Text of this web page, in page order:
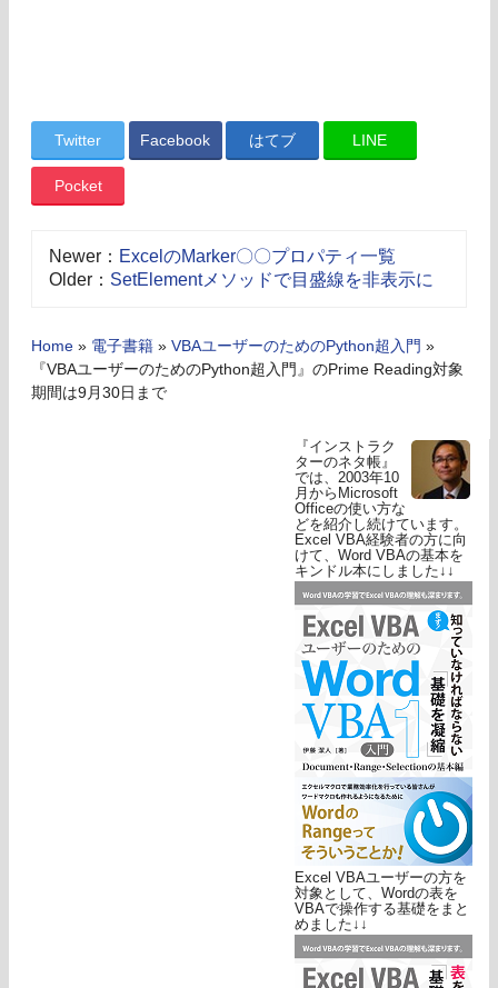
Twitter Facebook はてブ LINE
Pocket
Newer： ExcelのMarker〇〇プロパティ一覧
Older： SetElementメソッドで目盛線を非表示に
Home » 電子書籍 » VBAユーザーのためのPython超入門 »
『VBAユーザーのためのPython超入門』のPrime Reading対象
期間は9月30日まで
『インストラク
ターのネタ帳』
では、2003年10
月からMicrosoft
Officeの使い方な
どを紹介し続けています。
Excel VBA経験者の方に向
けて、Word VBAの基本を
キンドル本にしました↓↓
Excel VBAユーザーの方を
対象として、Wordの表を
VBAで操作する基礎をまと
めました↓↓